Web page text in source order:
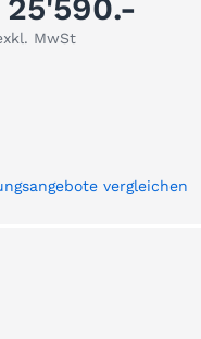
25'590.-
MwSt
vergleichen